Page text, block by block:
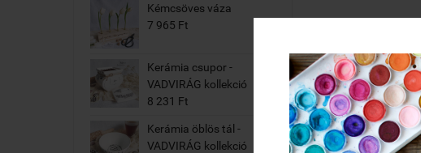
Kémcsöves váza
7 965 Ft
Kerámia csupor -
VADVIRÁG kollekció
8 231 Ft
Kerámia öblös tál -
VADVIRÁG kollekció